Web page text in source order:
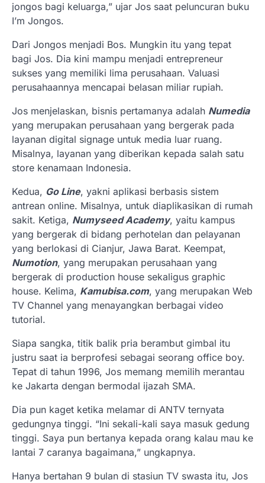
jongos bagi keluarga,” ujar Jos saat peluncuran buku
I’m Jongos.
Dari Jongos menjadi Bos. Mungkin itu yang tepat
bagi Jos. Dia kini mampu menjadi entrepreneur
sukses yang memiliki lima perusahaan. Valuasi
perusahaannya mencapai belasan miliar rupiah.
Jos menjelaskan, bisnis pertamanya adalah Numedia
yang merupakan perusahaan yang bergerak pada
layanan digital signage untuk media luar ruang.
Misalnya, layanan yang diberikan kepada salah satu
store kenamaan Indonesia.
Kedua, Go Line, yakni aplikasi berbasis sistem
antrean online. Misalnya, untuk diaplikasikan di rumah
sakit. Ketiga, Numyseed Academy, yaitu kampus
yang bergerak di bidang perhotelan dan pelayanan
yang berlokasi di Cianjur, Jawa Barat. Keempat,
Numotion, yang merupakan perusahaan yang
bergerak di production house sekaligus graphic
house. Kelima, Kamubisa.com, yang merupakan Web
TV Channel yang menayangkan berbagai video
tutorial.
Siapa sangka, titik balik pria berambut gimbal itu
justru saat ia berprofesi sebagai seorang office boy.
Tepat di tahun 1996, Jos memang memilih merantau
ke Jakarta dengan bermodal ijazah SMA.
Dia pun kaget ketika melamar di ANTV ternyata
gedungnya tinggi. “Ini sekali-kali saya masuk gedung
tinggi. Saya pun bertanya kepada orang kalau mau ke
lantai 7 caranya bagaimana,” ungkapnya.
Hanya bertahan 9 bulan di stasiun TV swasta itu, Jos